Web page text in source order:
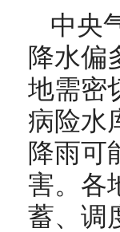
中央
降水偏
地需密
病险水
降雨可
害。各
蓄、调